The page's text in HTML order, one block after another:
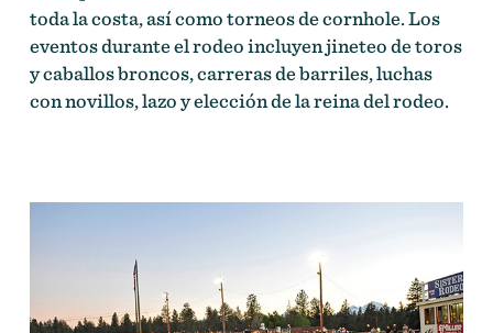
toda la costa, así como torneos de cornhole. Los
eventos durante el rodeo incluyen jineteo de toros
y caballos broncos, carreras de barriles, luchas
con novillos, lazo y elección de la reina del rodeo.